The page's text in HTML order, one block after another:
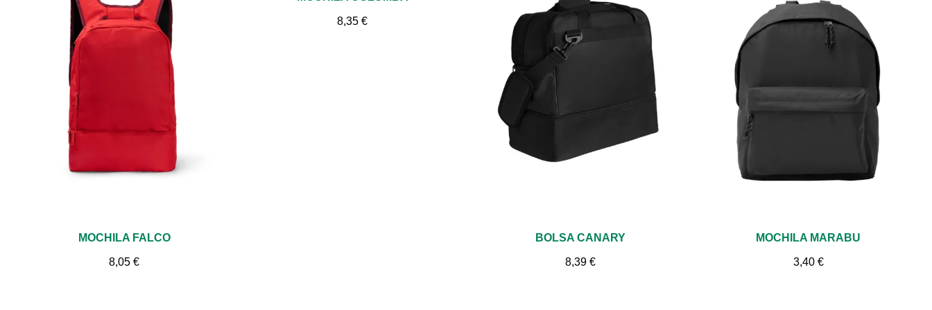
Vista rápida
MOCHILA FALCO
8,05 €
8,35 €
Vista rápida
BOLSA CANARY
8,39 €
Vista rápida
MOCHILA MARABU
3,40 €